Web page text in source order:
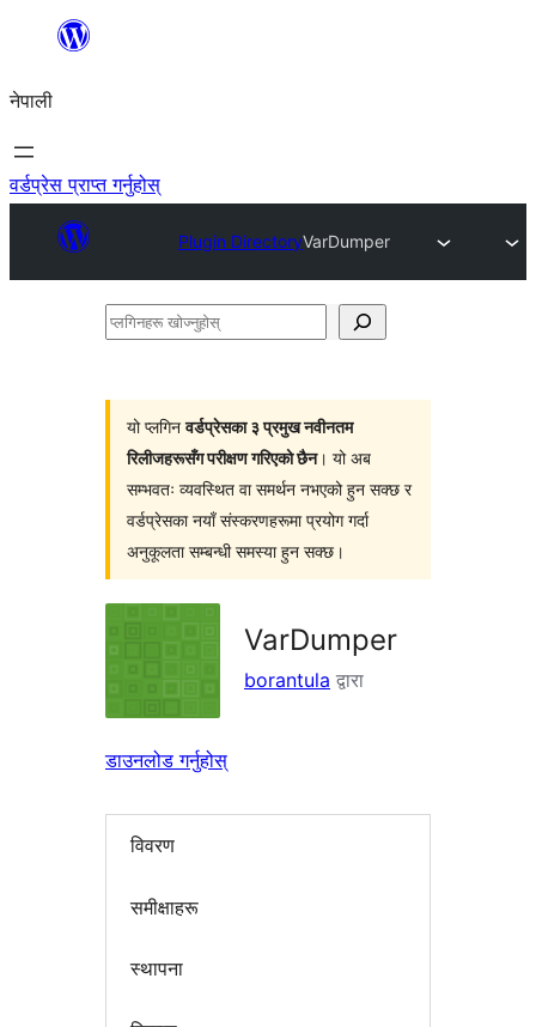
सामग्रीमा
नेपाली
वर्डप्रेस प्राप्त गर्नुहोस्
Plugin DirectoryVarDumper
प्लगिनहरू
यो प्लगिनवर्डप्रेसका ३ प्रमुख नवीनतम
रिलीजहरूसँग परीक्षण गरिएको छैन। यो अब
सम्भवतः व्यवस्थित वा समर्थन नभएको हुन सक्छ र
वर्डप्रेसका नयाँ संस्करणहरूमा प्रयोग गर्दा
अनुकूलता सम्बन्धी समस्या हुन सक्छ।
VarDumper
borantula द्वारा
डाउनलोड गर्नुहोस्
विवरण
समीक्षाहरू
स्थापना